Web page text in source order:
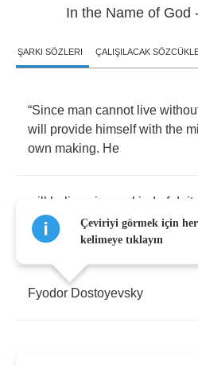
In the Name of God
ŞARKI SÖZLERI ÇALIŞILACAK
“Since man cannot live
will
provide himself with the
own making. He
will believe in kind of deity
may otherwise be a heretic ,
rebel” -
Fyodor Dostoyevsky
Çeviriyi görmek için
kelimeye tıklayın